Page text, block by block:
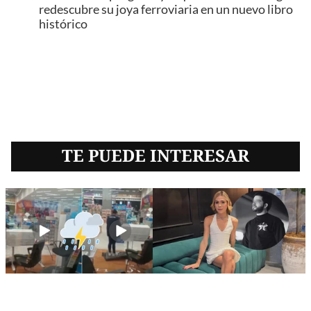
redescubre su joya ferroviaria en un nuevo libro
histórico
TE PUEDE INTERESAR